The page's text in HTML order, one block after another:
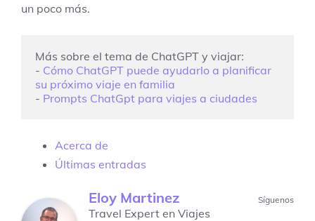
un poco más.
Más sobre el tema de ChatGPT y viajar:
- Cómo ChatGPT puede ayudarlo a planificar
su próximo viaje en familia
- Prompts ChatGpt para viajes a ciudades
Acerca de
Últimas entradas
Síguenos
Eloy Martinez
Travel Expert en Viajes